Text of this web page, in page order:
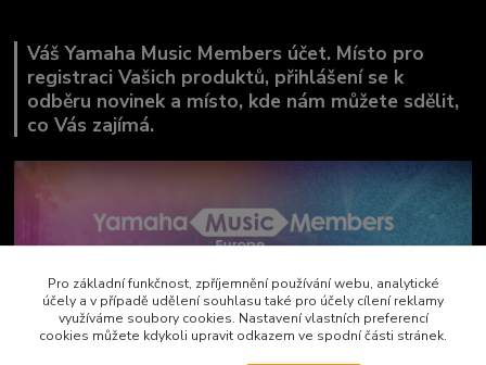
Váš Yamaha Music Members účet. Místo pro
registraci Vašich produktů, přihlášení se k
odběru novinek a místo, kde nám můžete sdělit,
co Vás zajímá.
Pro základní funkčnost, zpříjemnění používání webu, analytické
účely a v případě udělení souhlasu také pro účely cílení reklamy
využíváme soubory cookies. Nastavení vlastních preferencí
cookies můžete kdykoli upravit odkazem ve spodní části stránek.